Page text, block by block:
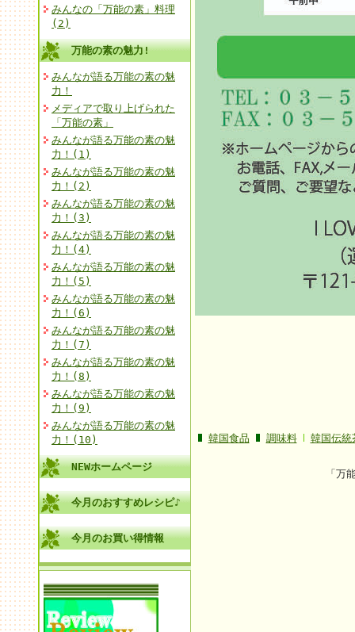
みんなの「万能の素」料理
(2)
万能の素の魅力!
みんなが語る万能の素の魅
力！
メディアで取り上げられた
「万能の素」
みんなが語る万能の素の魅
力！(1)
みんなが語る万能の素の魅
力！(2)
みんなが語る万能の素の魅
力！(3)
みんなが語る万能の素の魅
力！(4)
みんなが語る万能の素の魅
力！(5)
みんなが語る万能の素の魅
力！(6)
みんなが語る万能の素の魅
力！(7)
みんなが語る万能の素の魅
力！(8)
みんなが語る万能の素の魅
力！(9)
みんなが語る万能の素の魅
力！(10)
NEWホームページ
今月のおすすめレシピ♪
今月のお買い得情報
韓国食品 調味料 韓国伝統
「